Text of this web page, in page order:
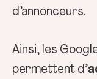
d’annonceurs.
Ainsi, les
permettent d’